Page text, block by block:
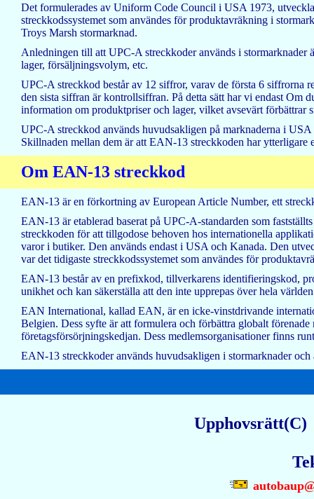
Det formulerades av Uniform Code Council i USA 1973,
streckkodssystemet som användes för produktavräkning i
Troys Marsh stormarknad.
Anledningen till att UPC-A streckkoder används i stormarknader
lager, försäljningsvolym, etc.
UPC-A streckkod består av 12 siffror, varav de första 6 siffrorna
den sista siffran är kontrollsiffran. På detta sätt har vi endast Om
information om produktpriser och lager, vilket avsevärt förbättrar
UPC-A streckkod används huvudsakligen på marknaderna i
Skillnaden mellan dem är att EAN-13 streckkoden har ytterligare
Om EAN-13 streckkod
EAN-13 är en förkortning av European Article Number, ett
EAN-13 är etablerad baserat på UPC-A-standarden som
streckkoden för att tillgodose behoven hos internationella
varor i butiker. Den används endast i USA och Kanada. Den
var det tidigaste streckkodssystemet som användes för
EAN-13 består av en prefixkod, tillverkarens identifieringskod,
unikhet och kan säkerställa att den inte upprepas över hela
EAN International, kallad EAN, är en icke-vinstdrivande
Belgien. Dess syfte är att formulera och förbättra globalt
företagsförsörjningskedjan. Dess medlemsorganisationer finns
EAN-13 streckkoder används huvudsakligen i stormarknader och
Upphovsrätt(C)